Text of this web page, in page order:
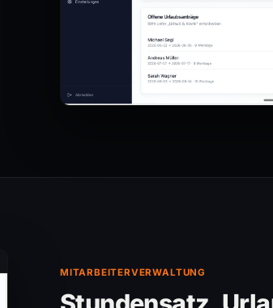
MITARBEITERVERWALTUNG